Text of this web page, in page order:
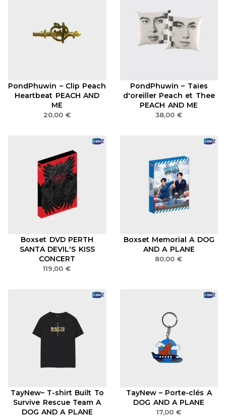
PondPhuwin – Clip Peach
Heartbeat PEACH AND
ME
20,00 €
PondPhuwin – Taies
d'oreiller Peach et Thee
PEACH AND ME
38,00 €
Boxset DVD PERTH
SANTA DEVIL'S KISS
CONCERT
119,00€
Boxset Memorial A DOG
AND A PLANE
80,00€
TayNew– T-shirt Built To
Survive Rescue Team A
DOG AND A PLANE
TayNew – Porte-clés A
DOG AND A PLANE
17,00 €